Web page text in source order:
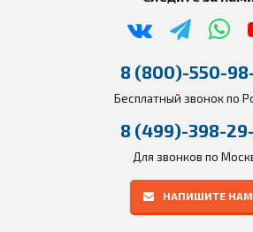
8 (800)-550-
Бесплатный звонок по
8 (499)-398-
Для звонков по
НАПИШИТЕ НАМ